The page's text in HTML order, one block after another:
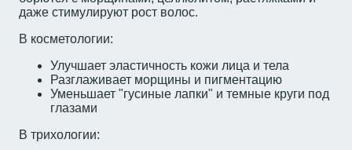
даже стимулируют рост волос.
В косметологии:
Улучшает эластичность кожи лица и тела
Разглаживает морщины и пигментацию
Уменьшает "гусиные лапки" и темные круги под
глазами
В трихологии: